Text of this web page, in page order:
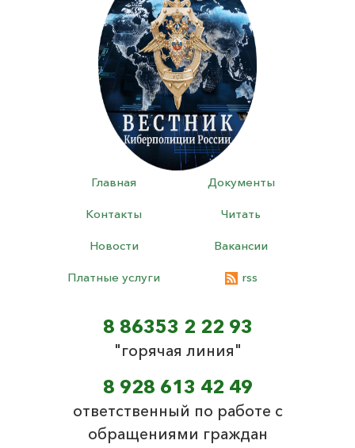
Главная Документы
Контакты Читать
Новости Вакансии
Платные услуги rss
8 86353 2 22 93
"горячая линия"
8 928 613 42 49
ответственный по работе с
обращениями граждан